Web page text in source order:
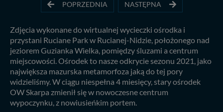
POPRZEDNIA NASTĘPNA
Zdjęcia wykonane do wirtualnej wycieczki ośrodka i
przystani Ruciane Park w Rucianej-Nidzie, położonego nad
jeziorem Guzianka Wielka, pomiędzy śluzami a centrum
miejscowości. Ośrodek to nasze odkrycie sezonu 2021, jako
największa mazurska metamorfoza jaką do tej pory
widzieliśmy. W ciągu niespełna 4 miesięcy, stary ośrodek
OW Skarpa zmienił się w nowoczesne centrum
wypoczynku, z nowiusieńkim portem.